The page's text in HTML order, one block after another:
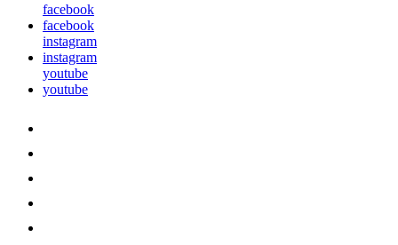
facebook
facebook
instagram
instagram
youtube
youtube